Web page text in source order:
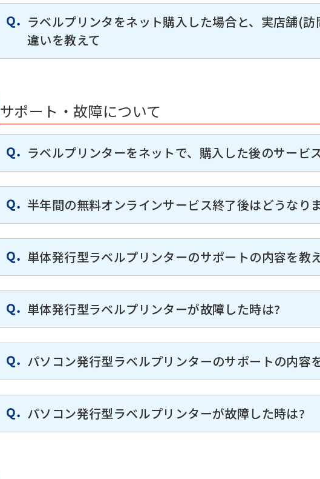
ラベルプリンタをネット購入した場合と、実店舗(
違いを教えて
サポート・故障について
ラベルプリンターをネットで、購入した後のサービ
半年間の無料オンラインサービス終了後はどうなり
単体発行型ラベルプリンターのサポートの内容を教
単体発行型ラベルプリンターが故障した時は?
パソコン発行型ラベルプリンターのサポートの内容
パソコン発行型ラベルプリンターが故障した時は?